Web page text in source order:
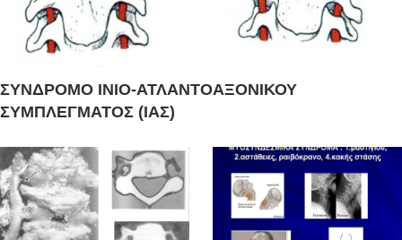
ΣΥΝΔΡΟΜΟ ΙΝΙΟ-ΑΤΛΑΝΤΟΑΞΟΝΙΚΟΥ
ΣΥΜΠΛΕΓΜΑΤΟΣ (ΙΑΣ)